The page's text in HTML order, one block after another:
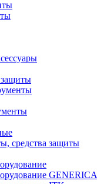
средства защиты
GENERICA